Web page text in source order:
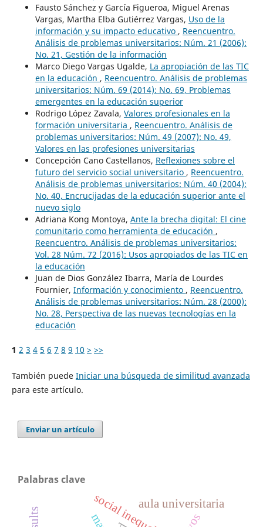
Fausto Sánchez y García Figueroa, Miguel Arenas
Vargas, Martha Elba Gutiérrez Vargas, Uso de la
información y su impacto educativo , Reencuentro.
Análisis de problemas universitarios: Núm. 21 (2006):
No. 21, Gestión de la información
Marco Diego Vargas Ugalde, La apropiación de las TIC
en la educación , Reencuentro. Análisis de problemas
universitarios: Núm. 69 (2014): No. 69, Problemas
emergentes en la educación superior
Rodrigo López Zavala, Valores profesionales en la
formación universitaria , Reencuentro. Análisis de
problemas universitarios: Núm. 49 (2007): No. 49,
Valores en las profesiones universitarias
Concepción Cano Castellanos, Reflexiones sobre el
futuro del servicio social universitario , Reencuentro.
Análisis de problemas universitarios: Núm. 40 (2004):
No. 40, Encrucijadas de la educación superior ante el
nuevo siglo
Adriana Kong Montoya, Ante la brecha digital: El cine
comunitario como herramienta de educación ,
Reencuentro. Análisis de problemas universitarios:
Vol. 28 Núm. 72 (2016): Usos apropiados de las TIC en
la educación
Juan de Dios González Ibarra, María de Lourdes
Fournier, Información y conocimiento , Reencuentro.
Análisis de problemas universitarios: Núm. 28 (2000):
No. 28, Perspectiva de las nuevas tecnologías en la
educación
1 2 3 4 5 6 7 8 9 10 > >>
También puede Iniciar una búsqueda de similitud avanzada
para este artículo.
Enviar un artículo
Palabras clave
aula universitaria